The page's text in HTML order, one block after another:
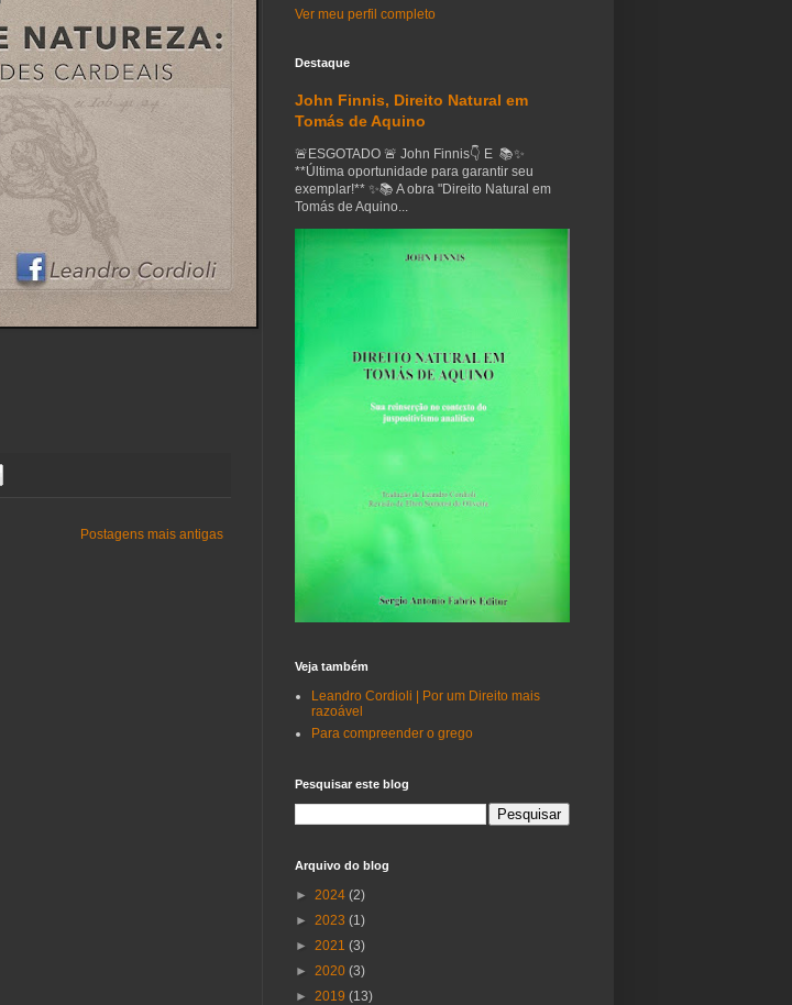
Postagens mais antigas
Ver meu perfil completo
Destaque
John Finnis, Direito Natural em
Tomás de Aquino
🚨ESGOTADO 🚨 John Finnis👇 E 📚✨
**Última oportunidade para garantir seu
exemplar!** ✨📚 A obra "Direito Natural em
Tomás de Aquino...
Veja também
Leandro Cordioli | Por um Direito mais
razoável
Para compreender o grego
Pesquisar este blog
Arquivo do blog
► 2024 (2)
► 2023 (1)
► 2021 (3)
► 2020 (3)
► 2019 (13)